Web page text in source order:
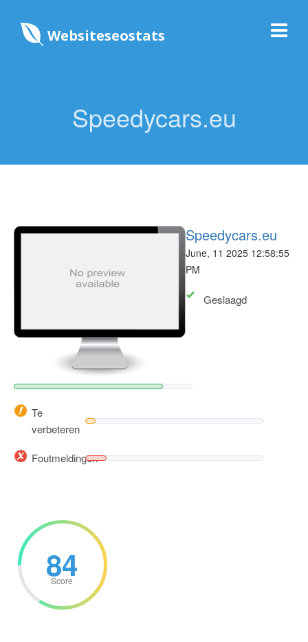
Websiteseostats
Speedycars.eu
Speedycars.eu
June, 11 2025 12:58:55
PM
Geslaagd
Te
verbeteren
Foutmeldingen
84
Score